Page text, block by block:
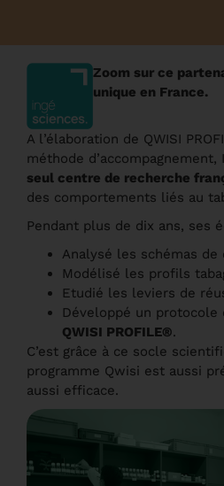
Zoom sur ce
unique en France.
A l’élaboration de QWISI
méthode d’accompagnement,
seul centre de recherche
des comportements liés au
Pendant plus de dix ans, ses
Analysé les schémas de
Modélisé les profils
Etudié les leviers de
Développé un
QWISI PROFILE®.
C’est grâce à ce socle
programme Qwisi est aussi
aussi efficace.